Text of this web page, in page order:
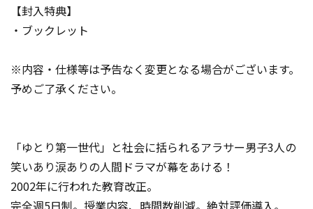
【封入特典】
・ブックレット
※内容・仕様等は予告なく変更となる場合がございます。
予めご了承ください。
「ゆとり第一世代」と社会に括られるアラサー男子3人の
笑いあり涙ありの人間ドラマが幕をあける！
2002年に行われた教育改正。
完全週5日制。授業内容、時間数削減。絶対評価導入。